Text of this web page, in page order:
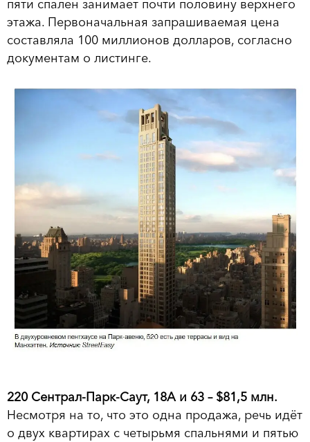
пяти спален занимает почти половину верхнего
этажа. Первоначальная запрашиваемая цена
составляла 100 миллионов долларов, согласно
документам о листинге.
220 Сентрал-Парк-Саут, 18А и 63 – $81,5 млн.
Несмотря на то, что это одна продажа, речь идёт
о двух квартирах с четырьмя спальнями и пятью